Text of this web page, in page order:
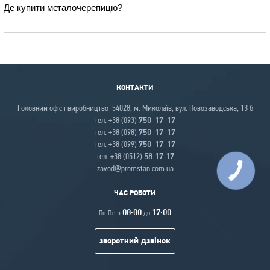
Де купити металочерепицю?
КОНТАКТИ
Головний офіс і виробництво 54028, м. Миколаїв, вул. Новозаводська, 13 б
тел. +38 (093) 750-17-17
тел. +38 (098) 750-17-17
тел. +38 (099) 750-17-17
тел. +38 (0512) 58 17 17
zavod@promstan.com.ua
ЧАС РОБОТИ
Пн-Пт: з 08:00 до 17:00
зворотний дзвінок